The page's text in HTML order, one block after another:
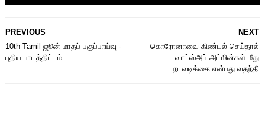
NEXT
கொரோனாவை கிண்டல் செய்தால்
வாட்ஸ்அப் அட்மின்கள் மீது
நடவடிக்கை என்பது வதந்தி
PREVIOUS
10th Tamil ஜூன் மாதப் பகுப்பாய்வு -
புதிய பாடத்திட்டம்